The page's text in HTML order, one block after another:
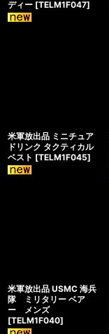
ディー [TELM1F047]
米軍放出品 ミニチュア
ドリンク タクティカル
ベスト [TELM1F045]
米軍放出品 USMC 海兵
隊 ミリタリー ベア
ー メンズ
[TELM1F040]